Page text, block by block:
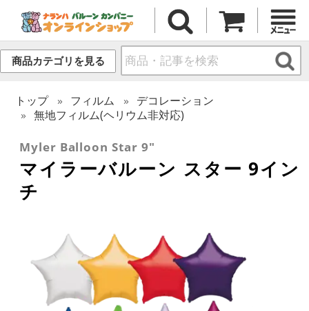
商品カテゴリを見る
トップ フィルム
デコレーション
無地フィルム(ヘリウム非対応)
Myler Balloon Star 9"
マイラーバルーン スター 9イン
チ